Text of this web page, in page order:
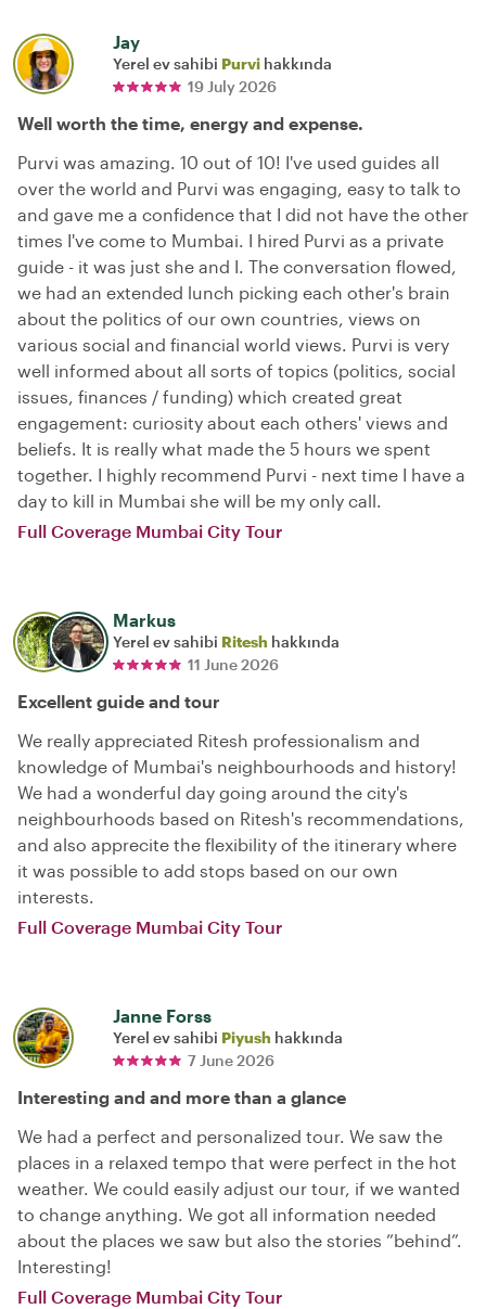
Jay
Yerel ev sahibi Purvi hakkında
19 July 2026
Well worth the time, energy and expense.
Purvi was amazing. 10 out of 10! I've used guides all
over the world and Purvi was engaging, easy to talk to
and gave me a confidence that I did not have the other
times I've come to Mumbai. I hired Purvi as a private
guide - it was just she and I. The conversation flowed,
we had an extended lunch picking each other's brain
about the politics of our own countries, views on
various social and financial world views. Purvi is very
well informed about all sorts of topics (politics, social
issues, finances / funding) which created great
engagement: curiosity about each others' views and
beliefs. It is really what made the 5 hours we spent
together. I highly recommend Purvi - next time I have a
day to kill in Mumbai she will be my only call.
Full Coverage Mumbai City Tour
Markus
Yerel ev sahibi Ritesh hakkında
11 June 2026
Excellent guide and tour
We really appreciated Ritesh professionalism and
knowledge of Mumbai's neighbourhoods and history!
We had a wonderful day going around the city's
neighbourhoods based on Ritesh's recommendations,
and also apprecite the flexibility of the itinerary where
it was possible to add stops based on our own
interests.
Full Coverage Mumbai City Tour
Janne Forss
Yerel ev sahibi Piyush hakkında
7 June 2026
Interesting and and more than a glance
We had a perfect and personalized tour. We saw the
places in a relaxed tempo that were perfect in the hot
weather. We could easily adjust our tour, if we wanted
to change anything. We got all information needed
about the places we saw but also the stories ”behind”.
Interesting!
Full Coverage Mumbai City Tour